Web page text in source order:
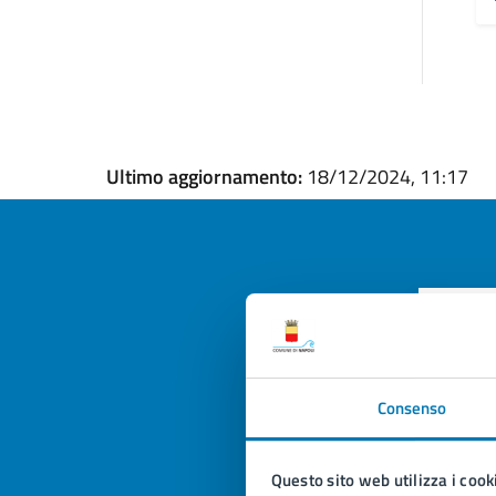
Consenso
Questo sito web utilizza i
Ultimo aggiornamento: 18/12/2024, 11:17
Valuta